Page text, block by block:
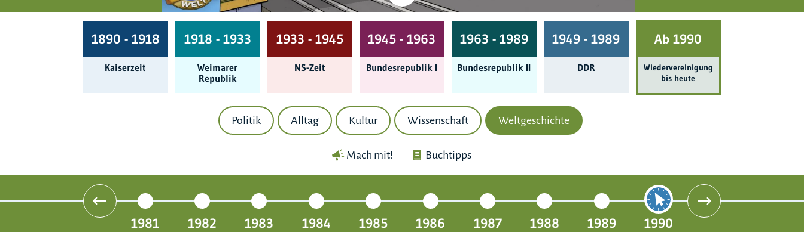
1890 - 1918
Kaiserzeit
1918 - 1933
Weimarer
Republik
1933 - 1945
NS-Zeit
1945 - 1963
Bundes­republik I
1963 - 1989
Bundes­republik II
1949 - 1989
DDR
Ab 1990
Wieder­ver­einigung
bis heute
Politik Alltag Kultur Wissenschaft Weltgeschichte
Mach mit! Buchtipps
1981 1982 1983 1984 1985 1986 1987 1988 1989 1990